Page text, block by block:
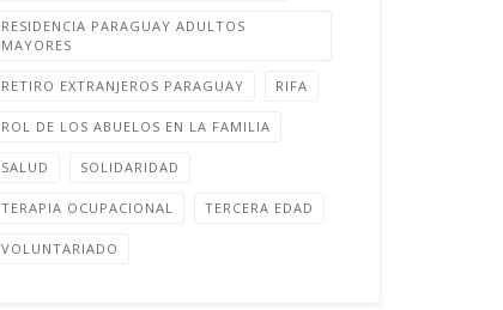
RESIDENCIA PARAGUAY ADULTOS
MAYORES
RETIRO EXTRANJEROS PARAGUAY RIFA
ROL DE LOS ABUELOS EN LA FAMILIA
SALUD SOLIDARIDAD
TERAPIA OCUPACIONAL TERCERA EDAD
VOLUNTARIADO